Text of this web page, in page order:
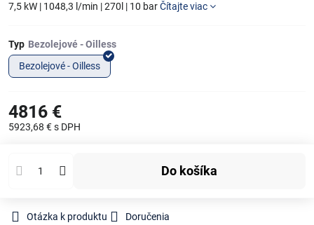
7,5 kW | 1048,3 l/min | 270l | 10 barČítajte viac
Typ
Bezolejové - Oilless
4816 €
5923,68 €s DPH
Do košíka
Otázka k produktu Doručenia